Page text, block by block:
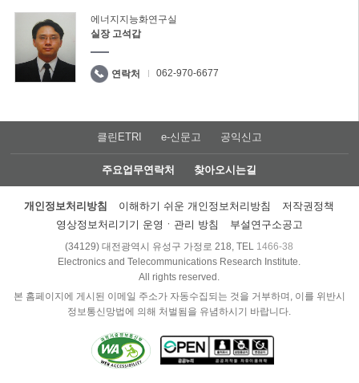
에너지지능화연구실
실장 고석갑
연락처 062-970-6677
클린ETRI e-신문고 공익신고
주요업무연락처 찾아오시는길
개인정보처리방침 이해하기 쉬운 개인정보처리방침
저작권정책
영상정보처리기기 운영ㆍ관리 방침
부설연구소공고
(34129) 대전광역시 유성구 가정로 218, TEL 1466-38
Electronics and Telecommunications Research Institute.
All rights reserved.
본 홈페이지에 게시된 이메일 주소가 자동수집되는 것을 거부하며, 이를 위반시
정보통신망법에 의해 처벌됨을 유념하시기 바랍니다.